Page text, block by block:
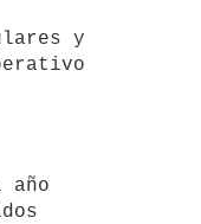
y